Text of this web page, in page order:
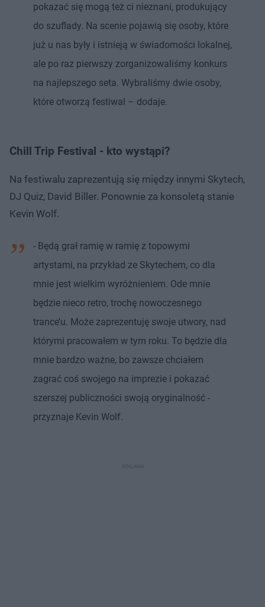
pokazać się mogą też ci nieznani, produkujący
do szuflady. Na scenie pojawią się osoby, które
już u nas były i istnieją w świadomości lokalnej,
ale po raz pierwszy zorganizowaliśmy konkurs
na najlepszego seta. Wybraliśmy dwie osoby,
które otworzą festiwal – dodaje.
Chill Trip Festival - kto wystąpi?
Na festiwalu zaprezentują się między innymi Skytech,
DJ Quiz, David Biller. Ponownie za konsoletą stanie
Kevin Wolf.
- Będą grał ramię w ramię z topowymi
artystami, na przykład ze Skytechem, co dla
mnie jest wielkim wyróżnieniem. Ode mnie
będzie nieco retro, trochę nowoczesnego
trance’u. Może zaprezentuję swoje utwory, nad
którymi pracowałem w tym roku. To będzie dla
mnie bardzo ważne, bo zawsze chciałem
zagrać coś swojego na imprezie i pokazać
szerszej publiczności swoją oryginalność -
przyznaje Kevin Wolf.